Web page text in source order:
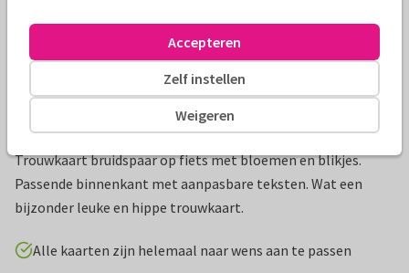
Productinformatie
Trouwkaart bruidspaar op fiets met bloemen en blikjes.
Passende binnenkant met aanpasbare teksten. Wat een
bijzonder leuke en hippe trouwkaart.
Alle kaarten zijn helemaal naar wens aan te passen
Weigeren
Zelf instellen
Accepteren